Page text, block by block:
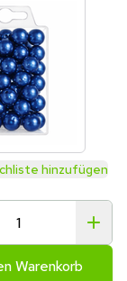
hinzufügen
Warenkorb